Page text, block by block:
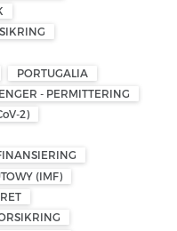
PORTUGALIA
- PERMITTERING
2)
(IMF)